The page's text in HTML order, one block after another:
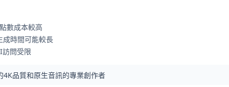
數成本較高
時間可能較長
問受限
品質和原生音訊的專業創作者